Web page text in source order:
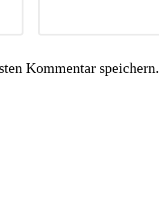
Kommentar speichern.